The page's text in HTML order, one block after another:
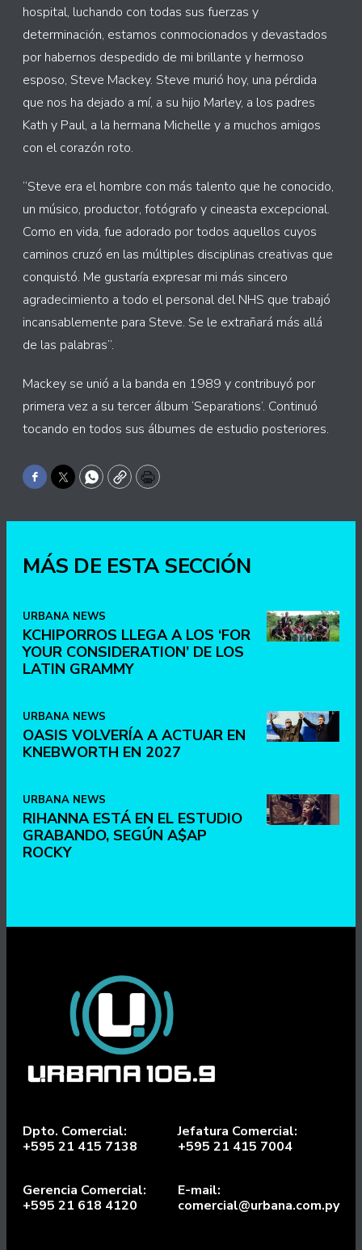
hospital, luchando con todas sus fuerzas y
determinación, estamos conmocionados y devastados
por habernos despedido de mi brillante y hermoso
esposo, Steve Mackey. Steve murió hoy, una pérdida
que nos ha dejado a mí, a su hijo Marley, a los padres
Kath y Paul, a la hermana Michelle y a muchos amigos
con el corazón roto.
“Steve era el hombre con más talento que he conocido,
un músico, productor, fotógrafo y cineasta excepcional.
Como en vida, fue adorado por todos aquellos cuyos
caminos cruzó en las múltiples disciplinas creativas que
conquistó. Me gustaría expresar mi más sincero
agradecimiento a todo el personal del NHS que trabajó
incansablemente para Steve. Se le extrañará más allá
de las palabras”.
Mackey se unió a la banda en 1989 y contribuyó por
primera vez a su tercer álbum ‘Separations’. Continuó
tocando en todos sus álbumes de estudio posteriores.
Facebook
TwitterWhatsApp
CopyPrint
MÁS DE ESTA SECCIÓN
URBANA NEWS
KCHIPORROS LLEGA A LOS ‘FOR
YOUR CONSIDERATION’ DE LOS
LATIN GRAMMY
URBANA NEWS
OASIS VOLVERÍA A ACTUAR EN
KNEBWORTH EN 2027
URBANA NEWS
RIHANNA ESTÁ EN EL ESTUDIO
GRABANDO, SEGÚN A$AP
ROCKY
Dpto. Comercial:
+595 21 415 7138
Jefatura Comercial:
+595 21 415 7004
Gerencia Comercial:
+595 21 618 4120
E-mail:
comercial@urbana.com.py